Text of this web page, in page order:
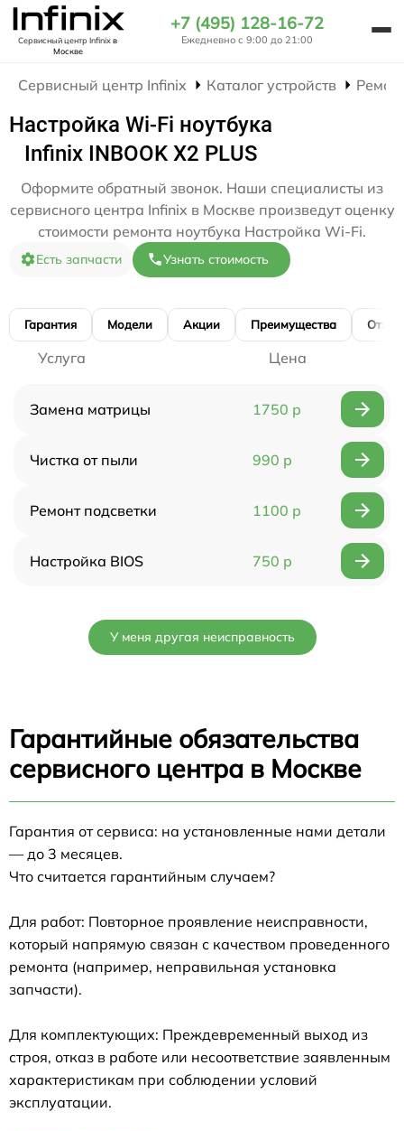
Сервисный центр Infinixв
Москве
+7 (495) 128-16-72
Ежедневно с 9:00 до 21:00
Сервисный центр Infinix Каталог устройств
Настройка Wi-Fi ноутбука
Infinix INBOOK X2 PLUS
Оформите обратный звонок. Наши специалисты из
сервисного центра Infinix в Москве произведут оценку
стоимости ремонта ноутбука Настройка Wi-Fi.
Есть запчасти Узнать стоимость
Гарантия Модели Акции Преимущества
Услуга Цена
Замена матрицы 1750 р
Чистка от пыли 990 р
Ремонт подсветки 1100 р
Настройка BIOS 750 р
У меня другая неисправность
Гарантийные обязательства
сервисного центра в Москве
Гарантия от сервиса: на установленные нами детали
— до 3 месяцев.
Что считается гарантийным случаем?
Для работ: Повторное проявление неисправности,
который напрямую связан с качеством проведенного
ремонта (например, неправильная установка
запчасти).
Для комплектующих: Преждевременный выход из
строя, отказ в работе или несоответствие заявленным
характеристикам при соблюдении условий
эксплуатации.